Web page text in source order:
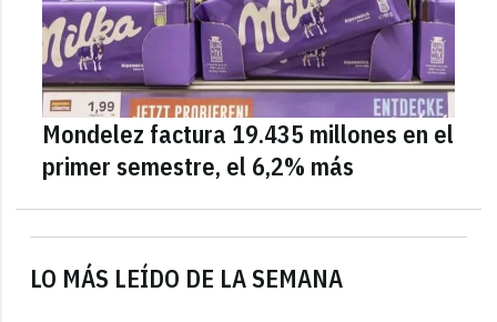
LO MÁS LEÍDO DE LA SEMANA
Mondelez factura 19.435 millones en el
primer semestre, el 6,2% más